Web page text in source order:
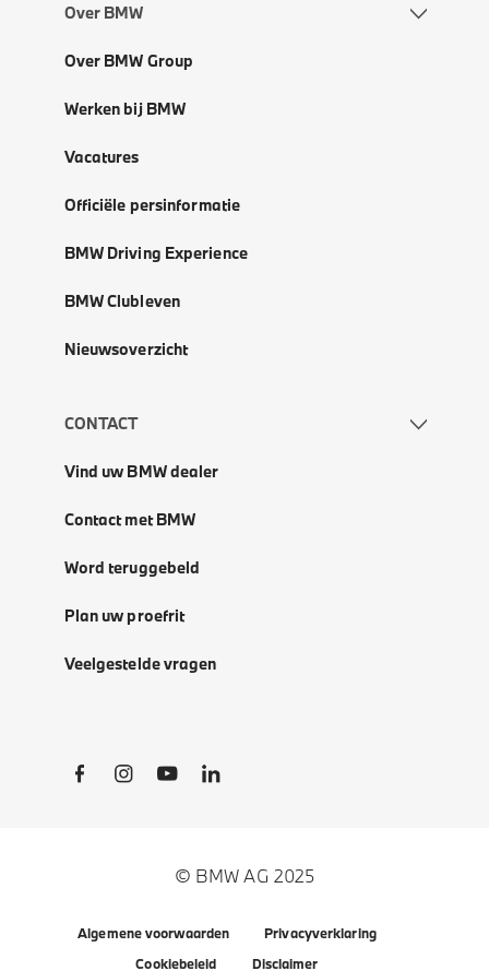
Over BMW
Over BMW Group
Werken bij BMW
Vacatures
Officiële persinformatie
BMW Driving Experience
BMW Clubleven
Nieuwsoverzicht
CONTACT
Vind uw BMW dealer
Contact met BMW
Word teruggebeld
Plan uw proefrit
Veelgestelde vragen
Social Links
© BMW AG 2025
Algemene voorwaarden
Privacyverklaring
Cookiebeleid
Disclaimer